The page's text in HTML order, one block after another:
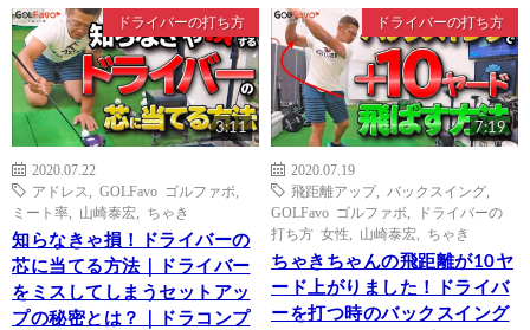
ドライバーの打ち方
3:11
2020.07.22
アドレス
GOLFavo ゴルファボ
ミート率
山崎泰宏 ちゃき
知らなきゃ損！ドライバーの
芯に当てる方法｜ドライバー
をミスしてしまうセットアッ
プの秘密とは？｜ドラコンプ
ドライバーの打ち方
7:19
2020.07.19
飛距離アップ, バックスイング
GOLFavo ゴルファボ
ドライバーの
打ち方 女性
山崎泰宏 ちゃき
ちゃきちゃんの飛距離が10ヤ
ード上がりました！ドライバ
ーを打つ時のバックスイング